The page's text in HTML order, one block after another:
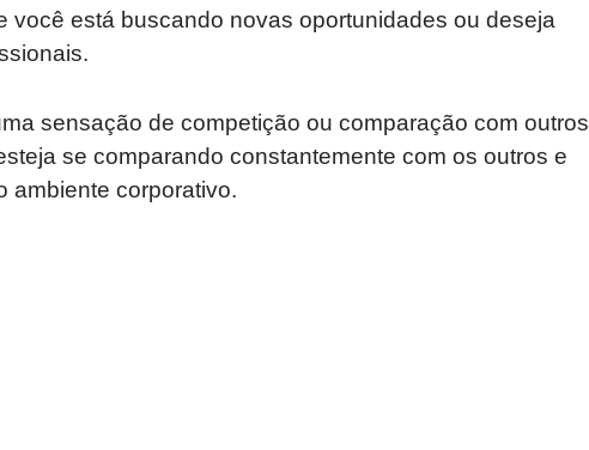
você está buscando novas oportunidades ou deseja
sensação de competição ou comparação com outros
se comparando constantemente com os outros e
ambiente corporativo.